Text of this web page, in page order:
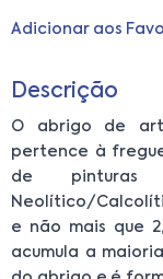
Adicionar aos
Descrição
O abrigo de
pertence à
de
Neolítico/
e não mais que
acumula a